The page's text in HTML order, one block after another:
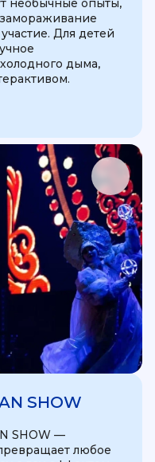
необычные опыты,
Для детей
дыма,
SHOW
SHOW —
любое